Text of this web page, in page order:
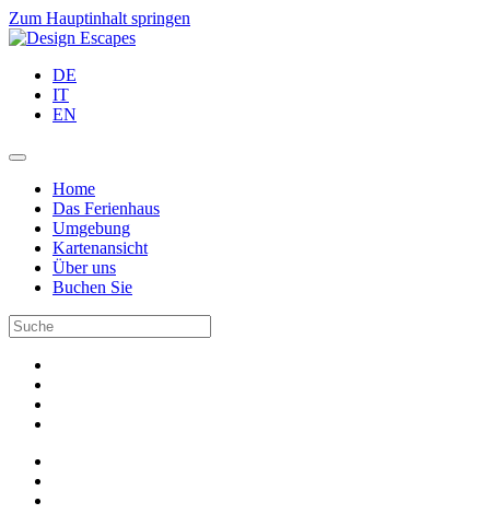
Zum Hauptinhalt springen
DE
IT
EN
Home
Das Ferienhaus
Umgebung
Kartenansicht
Über uns
Buchen Sie